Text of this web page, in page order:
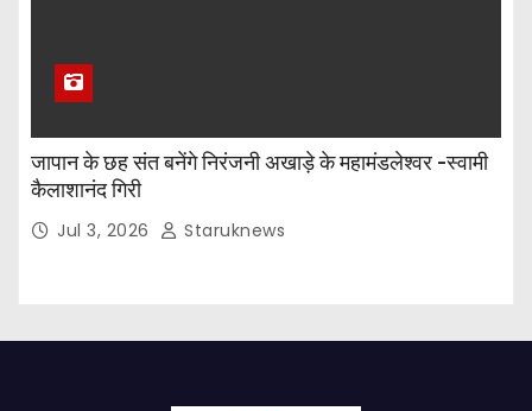
जापान के छह संत बनेंगे निरंजनी अखाड़े के महामंडलेश्वर -स्वामी
कैलाशानंद गिरी
Jul 3, 2026 Staruknews